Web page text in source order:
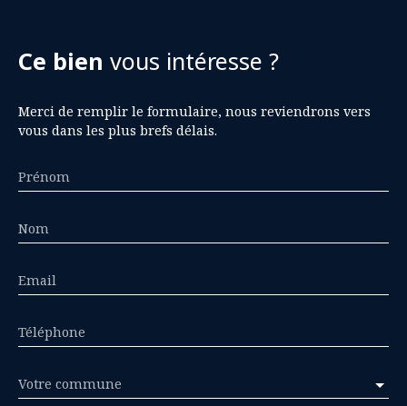
Ce bien vous intéresse ?
Merci de remplir le formulaire, nous reviendrons vers
vous dans les plus brefs délais.
Prénom
Nom
Email
Téléphone
Votre commune